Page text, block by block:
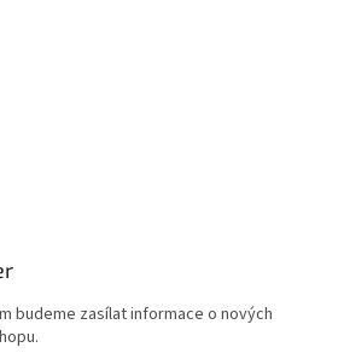
budeme zasílat informace o nových